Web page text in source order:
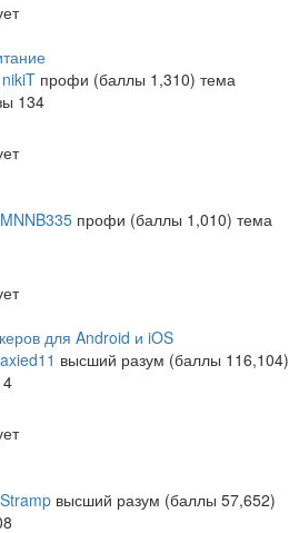
nikiT профи (баллы 1,310) тема
134
MNNB335 профи (баллы 1,010) тема
для Android и iOS
axied11 высший разум (баллы 116,104)
Stramp высший разум (баллы 57,652)